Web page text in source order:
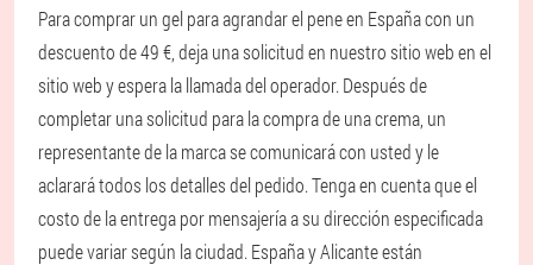
Para comprar un gel para agrandar el pene en España con un
descuento de 49 €, deja una solicitud en nuestro sitio web en el
sitio web y espera la llamada del operador. Después de
completar una solicitud para la compra de una crema, un
representante de la marca se comunicará con usted y le
aclarará todos los detalles del pedido. Tenga en cuenta que el
costo de la entrega por mensajería a su dirección especificada
puede variar según la ciudad. España y Alicante están